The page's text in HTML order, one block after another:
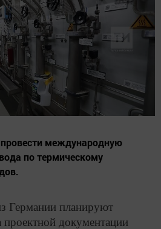
международную
по термическому
Германии планируют
проектной документации